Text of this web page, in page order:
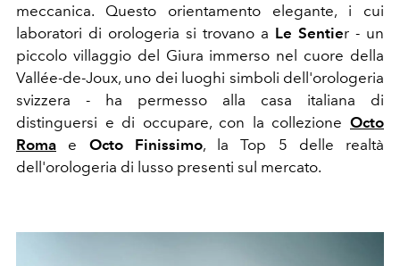
meccanica. Questo orientamento elegante, i cui
laboratori di orologeria si trovano a Le Sentier - un
piccolo villaggio del Giura immerso nel cuore della
Vallée-de-Joux, uno dei luoghi simboli dell'orologeria
svizzera - ha permesso alla casa italiana di
distinguersi e di occupare, con la collezione Octo
Roma e Octo Finissimo, la Top 5 delle realtà
dell'orologeria di lusso presenti sul mercato.